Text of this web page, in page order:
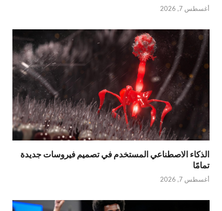
أغسطس 7, 2026
الذكاء الاصطناعي المستخدم في تصميم فيروسات جديدة
تمامًا
أغسطس 7, 2026